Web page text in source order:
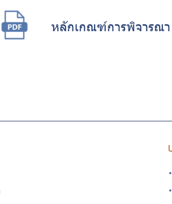
ยั่งยืนและ
รายงานอื่นที่
หลักเกณฑ์การพิจารณ